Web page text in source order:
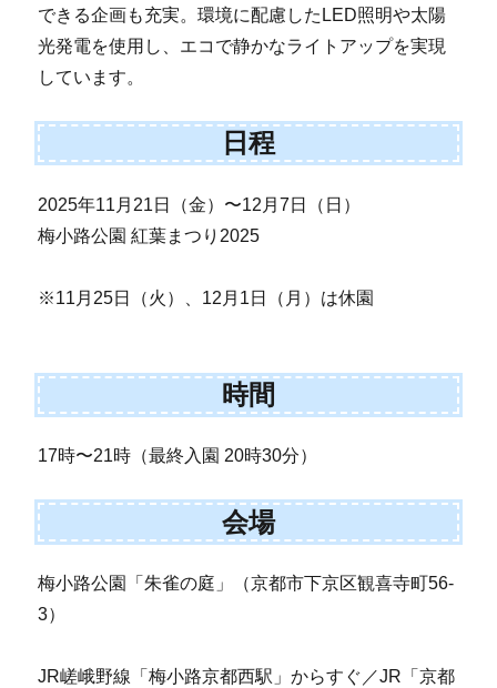
できる企画も充実。環境に配慮したLED照明や太陽
光発電を使用し、エコで静かなライトアップを実現
しています。
日程
2025年11月21日（金）〜12月7日（日）
梅小路公園 紅葉まつり2025
※11月25日（火）、12月1日（月）は休園
時間
17時〜21時（最終入園 20時30分）
会場
梅小路公園「朱雀の庭」（京都市下京区観喜寺町56-
3）
JR嵯峨野線「梅小路京都西駅」からすぐ／JR「京都